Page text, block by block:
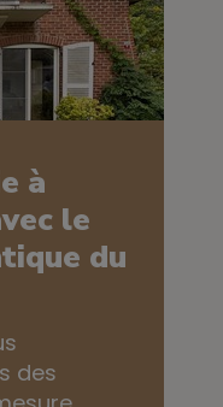
à
le
du
des